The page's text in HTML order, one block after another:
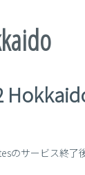
のサービス終了